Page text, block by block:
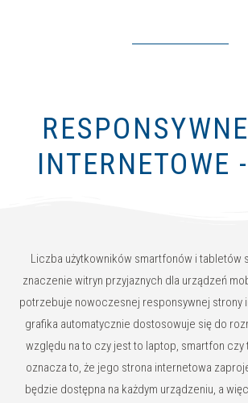
INTERNETOWE
Liczba użytkowników smartfonów i tabletów
znaczenie witryn przyjaznych dla urządzeń
potrzebuje nowoczesnej responsywnej
grafika automatycznie dostosowuje się do
względu na to czy jest to laptop, smartfon czy
oznacza to, że jego strona internetowa
będzie dostępna na każdym urządzeniu, a